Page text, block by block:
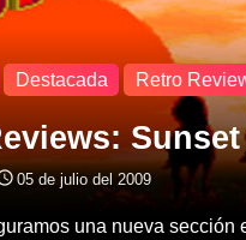
Destacada Retro
05 de julio del 2009
una nueva